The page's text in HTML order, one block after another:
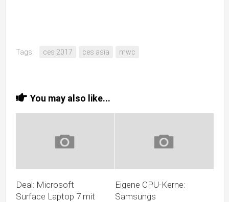
Tags: ces 2017 ces asia mwc
You may also like...
Deal: Microsoft
Surface Laptop 7 mit
Eigene CPU-Kerne:
Samsungs